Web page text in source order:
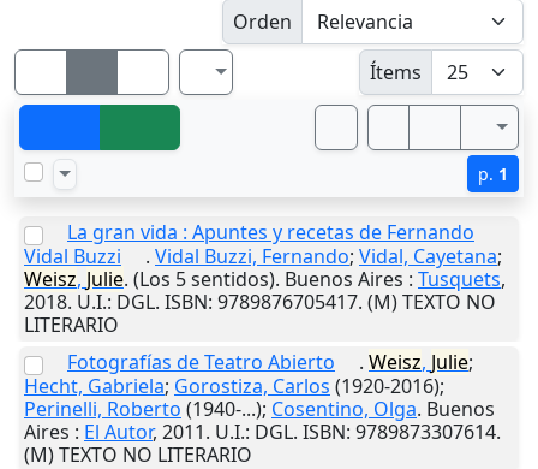
Orden
Ítems
p. 1
La gran vida : Apuntes y recetas de Fernando
Vidal Buzzi
. Vidal Buzzi, Fernando; Vidal, Cayetana;
Weisz, Julie. (Los 5 sentidos). Buenos Aires : Tusquets,
2018. U.I.: DGL. ISBN: 9789876705417. (M) TEXTO NO
LITERARIO
Fotografías de Teatro Abierto
. Weisz, Julie;
Hecht, Gabriela; Gorostiza, Carlos (1920-2016);
Perinelli, Roberto (1940-...); Cosentino, Olga. Buenos
Aires : El Autor, 2011. U.I.: DGL. ISBN: 9789873307614.
(M) TEXTO NO LITERARIO